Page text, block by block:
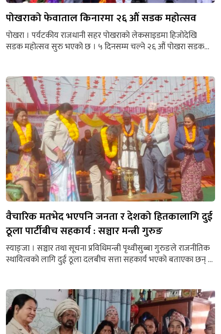
पोखराको फेवाताल किनारमा २६ औं सडक महोत्सव
पोखरा । पर्यटकीय राजधानी सहर पोखराको लेकसाइडमा हिजोदेखि
सडक महोत्सव सुरु भएको छ । ५ दिनसम्म चल्ने २६ औं पोखरा सडक
पर्यटन प्रवद्र्धनमा सघाउ पु¥याउने यो महोत्सव नेपालकै सबैभन्दा ठूलो
क्षेत्रफलमा हुने महोत्सव हो । यस वर्ष...
वैचारिक मतभेद भएपनि जनता र देशको हितकालागि दुई
ठूला पार्टीबीच सहकार्य : सञ्चार मन्त्री गुरुङ
स्याङ्जा । सञ्चार तथा सूचना प्रविधिमन्त्री पृथ्वीसुब्बा गुरुङले राजनीतिक
स्थायित्वको लागि दुई ठूला दलबीच सत्ता सहकार्य भएको बताएका छन् ।
चाहना र आवश्यकतालाई पूरा गर्न यो गठबन्धन भएको हो, सत्ता सहकार्य
२०८४ सालसमै रहन्छ । ’ स्याङ्जाको...